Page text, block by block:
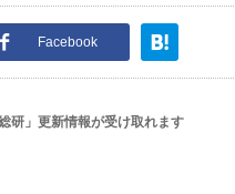
Facebook
研」更新情報が受け取れます